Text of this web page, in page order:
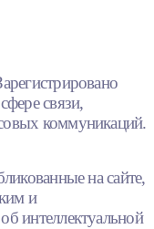
связи,
коммуникаций.
на сайте,
и
интеллектуальной